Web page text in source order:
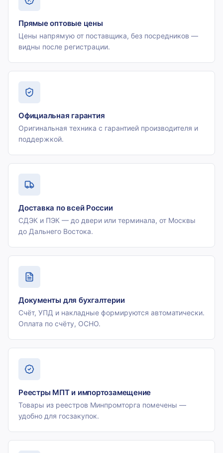
Прямые оптовые цены
Цены напрямую от поставщика, без посредников —
видны после регистрации.
Официальная гарантия
Оригинальная техника с гарантией производителя и
поддержкой.
Доставка по всей России
СДЭК и ПЭК — до двери или терминала, от Москвы
до Дальнего Востока.
Документы для бухгалтерии
Счёт, УПД и накладные формируются автоматически.
Оплата по счёту, ОСНО.
Реестры МПТ и импортозамещение
Товары из реестров Минпромторга помечены —
удобно для госзакупок.